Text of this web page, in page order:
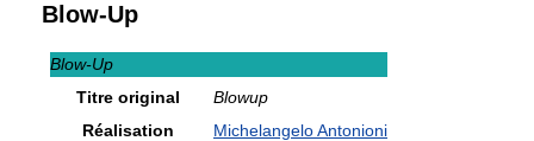
Blow-Up
Blow-Up
Titre original
Blowup
Réalisation
Michelangelo Antonioni